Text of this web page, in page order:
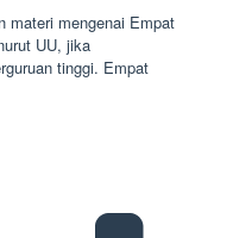
materi mengenai Empat
UU, jika
tinggi. Empat